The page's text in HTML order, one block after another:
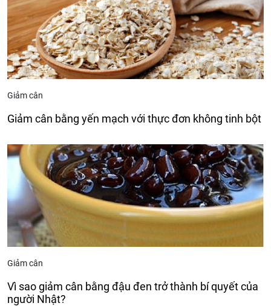
Giảm cân
Giảm cân bằng yến mạch với thực đơn không tinh bột
Giảm cân
Vì sao giảm cân bằng đậu đen trở thành bí quyết của
người Nhật?